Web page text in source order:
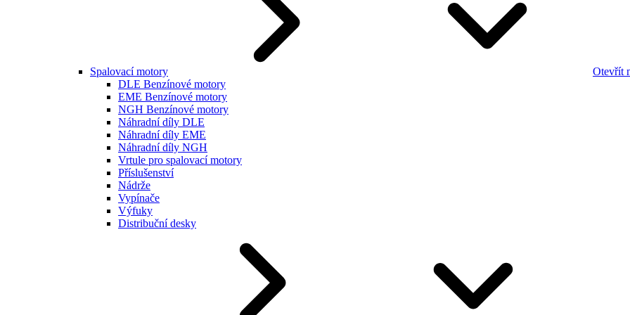
Spalovací motory
Otevřít
DLE Benzínové motory
EME Benzínové motory
NGH Benzínové motory
Náhradní díly DLE
Náhradní díly EME
Náhradní díly NGH
Vrtule pro spalovací motory
Příslušenství
Nádrže
Vypínače
Výfuky
Distribuční desky